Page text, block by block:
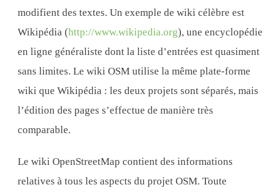
modifient des textes. Un exemple de wiki célèbre est
Wikipédia (http://www.wikipedia.org), une encyclopédie
en ligne généraliste dont la liste d’entrées est quasiment
sans limites. Le wiki OSM utilise la même plate-forme
wiki que Wikipédia : les deux projets sont séparés, mais
l’édition des pages s’effectue de manière très
comparable.
Le wiki OpenStreetMap contient des informations
relatives à tous les aspects du projet OSM. Toute